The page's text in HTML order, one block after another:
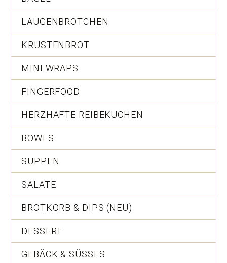
LAUGENBRÖTCHEN
KRUSTENBROT
MINI WRAPS
FINGERFOOD
HERZHAFTE REIBEKUCHEN
BOWLS
SUPPEN
SALATE
BROTKORB & DIPS (NEU)
DESSERT
GEBÄCK & SÜSSES